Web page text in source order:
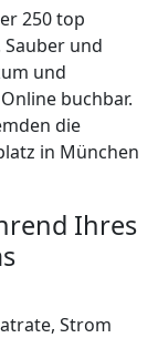
250 top
und
und
buchbar.
die
in München
Ihres
Strom